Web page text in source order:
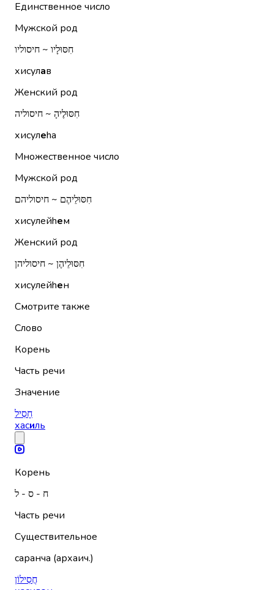
Единственное число
Мужской род
חִסּוּלָיו ~ חיסוליו
хисулав
Женский род
חִסּוּלֶיהָ ~ חיסוליה
хисулеhа
Множественное число
Мужской род
חִסּוּלֵיהֶם ~ חיסוליהם
хисулейhем
Женский род
חִסּוּלֵיהֶן ~ חיסוליהן
хисулейhен
Смотрите также
Слово
Корень
Часть речи
Значение
חָסִיל
хасиль
Корень
ח - ס - ל
Часть речи
Существительное
саранча (архаич.)
חֲסִילוֹן